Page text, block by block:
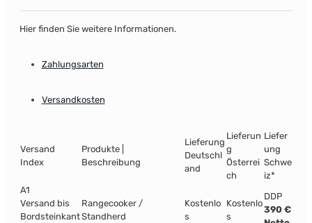
Hier finden Sie weitere Informationen.
Zahlungsarten
Versandkosten
Versand
Index
Produkte |
Beschreibung
Lieferung
Deutschl
and
Lieferun
g
Österrei
ch
Liefer
ung
Schwe
iz*
A1
Versand bis
Bordsteinkant
Rangecooker /
Standherd
Kostenlo
s
Kostenlo
s
DDP
390 €